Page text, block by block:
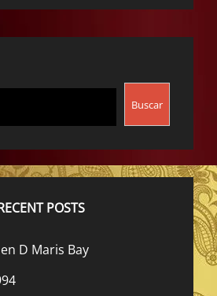
Buscar
POSTS
D Maris Bay